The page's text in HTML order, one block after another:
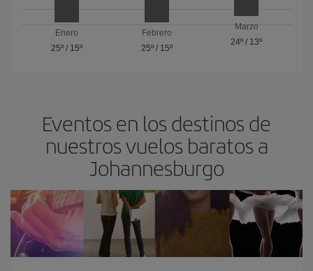
Enero
25º/ 15º
Febrero
25º/ 15º
Marzo
24º / 13º
Eventos en los destinos de
nuestros vuelos baratos a
Johannesburgo